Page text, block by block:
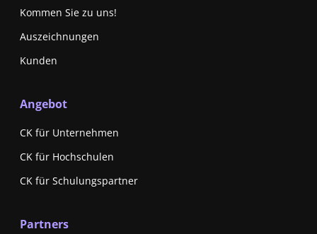
Kommen Sie zu uns!
Auszeichnungen
Kunden
Angebot
CK für Unternehmen
CK für Hochschulen
CK für Schulungspartner
Partners